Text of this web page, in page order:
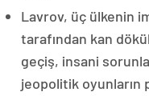
Lavrov, üç ülkenin
tarafından kan
geçiş, insani
jeopolitik oyunların